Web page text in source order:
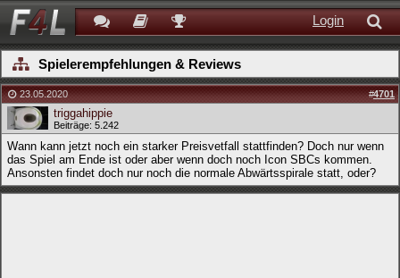
Login
Spielerempfehlungen & Reviews
23.05.2020 #4701
triggahippie
Beiträge: 5.242
Wann kann jetzt noch ein starker Preisvetfall stattfinden? Doch nur wenn
das Spiel am Ende ist oder aber wenn doch noch Icon SBCs kommen.
Ansonsten findet doch nur noch die normale Abwärtsspirale statt, oder?